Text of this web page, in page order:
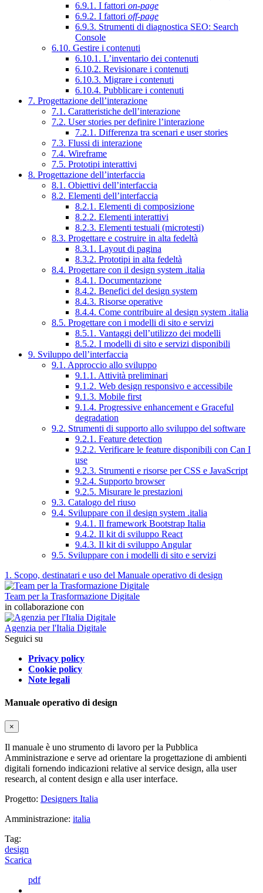
6.9.1. I fattori on-page
6.9.2. I fattori off-page
6.9.3. Strumenti di diagnostica SEO: Search
Console
6.10. Gestire i contenuti
6.10.1. L’inventario dei contenuti
6.10.2. Revisionare i contenuti
6.10.3. Migrare i contenuti
6.10.4. Pubblicare i contenuti
7. Progettazione dell’interazione
7.1. Caratteristiche dell’interazione
7.2. User stories per definire l’interazione
7.2.1. Differenza tra scenari e user stories
7.3. Flussi di interazione
7.4. Wireframe
7.5. Prototipi interattivi
8. Progettazione dell’interfaccia
8.1. Obiettivi dell’interfaccia
8.2. Elementi dell’interfaccia
8.2.1. Elementi di composizione
8.2.2. Elementi interattivi
8.2.3. Elementi testuali (microtesti)
8.3. Progettare e costruire in alta fedeltà
8.3.1. Layout di pagina
8.3.2. Prototipi in alta fedeltà
8.4. Progettare con il design system .italia
8.4.1. Documentazione
8.4.2. Benefici del design system
8.4.3. Risorse operative
8.4.4. Come contribuire al design system .italia
8.5. Progettare con i modelli di sito e servizi
8.5.1. Vantaggi dell’utilizzo dei modelli
8.5.2. I modelli di sito e servizi disponibili
9. Sviluppo dell’interfaccia
9.1. Approccio allo sviluppo
9.1.1. Attività preliminari
9.1.2. Web design responsivo e accessibile
9.1.3. Mobile first
9.1.4. Progressive enhancement e Graceful
degradation
9.2. Strumenti di supporto allo sviluppo del software
9.2.1. Feature detection
9.2.2. Verificare le feature disponibili con Can I
use
9.2.3. Strumenti e risorse per CSS e JavaScript
9.2.4. Supporto browser
9.2.5. Misurare le prestazioni
9.3. Catalogo del riuso
9.4. Sviluppare con il design system .italia
9.4.1. Il framework Bootstrap Italia
9.4.2. Il kit di sviluppo React
9.4.3. Il kit di sviluppo Angular
9.5. Sviluppare con i modelli di sito e servizi
1. Scopo, destinatari e uso del Manuale operativo di design
Team per la Trasformazione Digitale
in collaborazione con
Agenzia per l'Italia Digitale
Seguici su
Privacy policy
Cookie policy
Note legali
Manuale operativo di design
×
Il manuale è uno strumento di lavoro per la Pubblica
Amministrazione e serve ad orientare la progettazione di ambienti
digitali fornendo indicazioni relative al service design, alla user
research, al content design e alla user interface.
Progetto: Designers Italia
Amministrazione: italia
Tag:
design
Scarica
pdf